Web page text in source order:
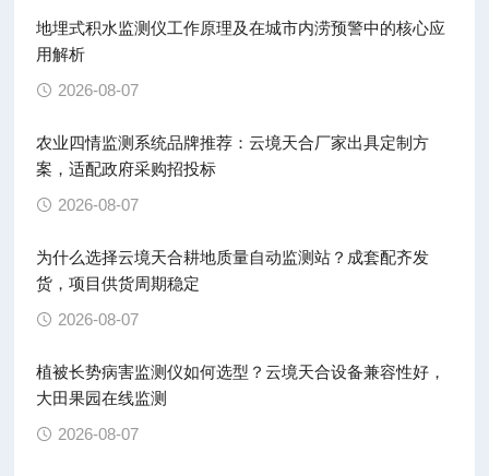
地埋式积水监测仪工作原理及在城市内涝预警中的核心应
用解析
2026-08-07
农业四情监测系统品牌推荐：云境天合厂家出具定制方
案，适配政府采购招投标
2026-08-07
为什么选择云境天合耕地质量自动监测站？成套配齐发
货，项目供货周期稳定
2026-08-07
植被长势病害监测仪如何选型？云境天合设备兼容性好，
大田果园在线监测
2026-08-07